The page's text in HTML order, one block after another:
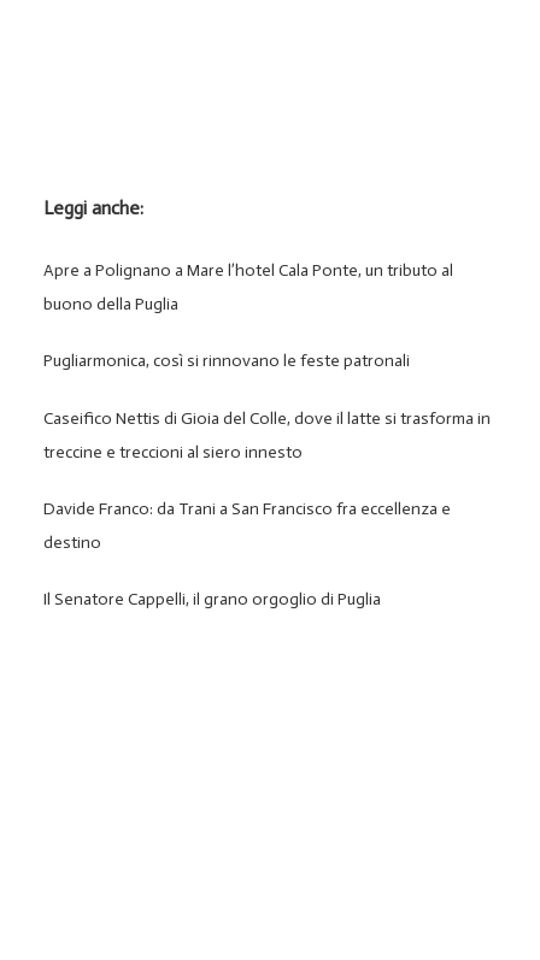
Leggi anche:
Apre a Polignano a Mare l’hotel Cala Ponte, un tributo al
buono della Puglia
Pugliarmonica, così si rinnovano le feste patronali
Caseifico Nettis di Gioia del Colle, dove il latte si trasforma in
treccine e treccioni al siero innesto
Davide Franco: da Trani a San Francisco fra eccellenza e
destino
Il Senatore Cappelli, il grano orgoglio di Puglia